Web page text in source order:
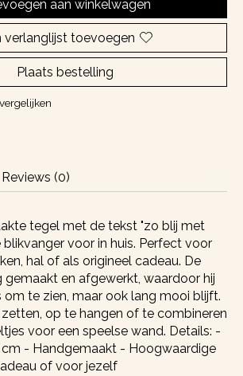
aan winkelwagen
verlanglijst toevoegen
Plaats bestelling
Reviews (0)
tegel met de tekst "zo blij met
blikvanger voor in huis. Perfect voor
hal of als origineel cadeau. De
en afgewerkt, waardoor hij
om te zien, maar ook lang mooi blijft.
op te hangen of te combineren
voor een speelse wand. Details: -
cm - Handgemaakt - Hoogwaardige
of voor jezelf